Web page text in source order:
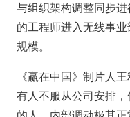
与组织架构调整同步
的工程师进入无线事
规模。
《赢在中国》制片人
有人不服从公司安排